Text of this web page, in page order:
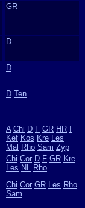
GR
D
D
D Ten
A Chi D F GR HR
Kef Kos Kre Les
Mal Rho Sam Zyp
Chi Cor D F GR Kre
Les NL Rho
Chi Cor GR Les Rho
Sam